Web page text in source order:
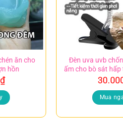
ăn cho
hồn
₫
Đèn uva uvb
ấm cho bò sát
Mua